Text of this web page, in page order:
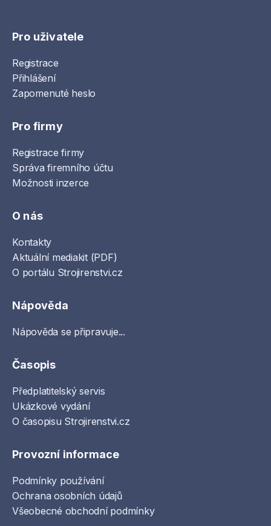
Pro uživatele
Registrace
Přihlášení
Zapomenuté heslo
Pro firmy
Registrace firmy
Správa firemního účtu
Možnosti inzerce
O nás
Kontakty
Aktuální mediakit (PDF)
O portálu Strojirenstvi.cz
Nápověda
Nápověda se připravuje...
Časopis
Předplatitelský servis
Ukázkové vydání
O časopisu Strojirenstvi.cz
Provozní informace
Podmínky používání
Ochrana osobních údajů
Všeobecné obchodní podmínky